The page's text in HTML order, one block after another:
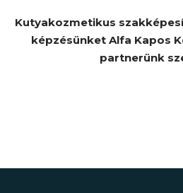
Kutyakozmetikus
képzésünket Alfa Kapos
partnerünk